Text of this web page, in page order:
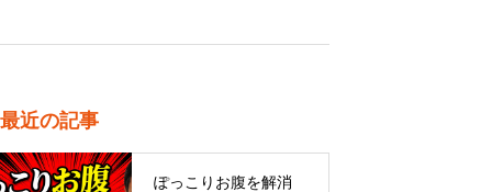
最近の記事
ぽっこりお腹を解消